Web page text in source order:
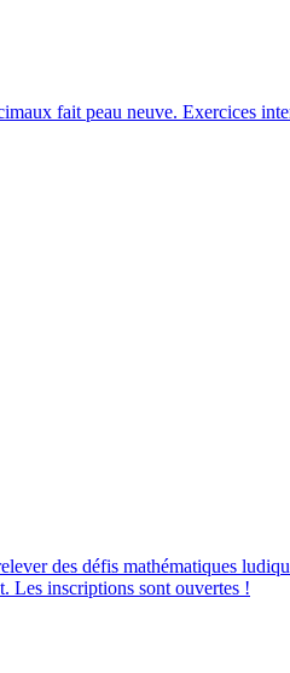
fait peau neuve. Exercices
des défis mathématiques
Les inscriptions sont ouvertes !